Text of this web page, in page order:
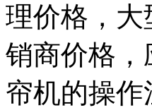
理价格，
销商价格
帘机的操